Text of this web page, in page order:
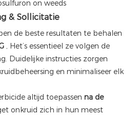
& Sollicitatie
de beste resultaten te behalen
, Het’s essentieel ze volgen de
Duidelijke instructies zorgen
en minimaliseer elk
altijd toepassen na de
onkruid zich in hun meest